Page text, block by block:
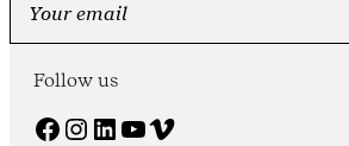
Follow us
Facebook Instagram LinkedIn YouTube Vimeo